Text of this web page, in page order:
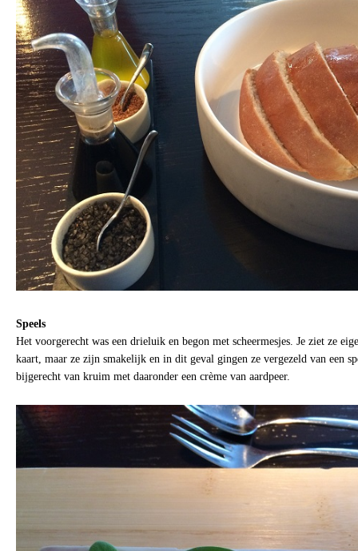
Speels
Het voorgerecht was een drieluik en begon met scheermesjes. Je ziet ze
kaart, maar ze zijn smakelijk en in dit geval gingen ze vergezeld van een
bijgerecht van kruim met daaronder een crème van aardpeer.